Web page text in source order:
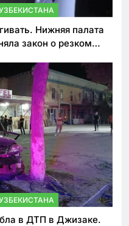
Нижняя палата
закон о резком
в ДТП в Джизаке.